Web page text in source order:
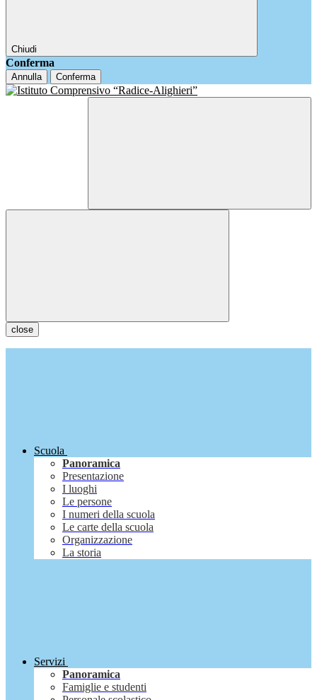
Chiudi
Conferma
Annulla Conferma
close
Scuola
Panoramica
Presentazione
I luoghi
Le persone
I numeri della scuola
Le carte della scuola
Organizzazione
La storia
Servizi
Panoramica
Famiglie e studenti